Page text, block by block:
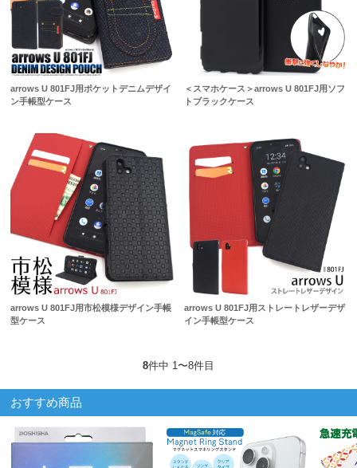
arrows U 801FJ用ポケットデニムデザイ
ン手帳型ケース
＜スマホケース＞arrows U 801FJ用ソフ
トブラックケース
arrows U 801FJ用市松模様デザイン手帳
型ケース
arrows U 801FJ用ストレートレザーデザ
イン手帳型ケース
8件中 1〜8件目
おすすめ商品